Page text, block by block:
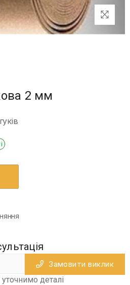
2 мм
Замовити виклик
деталі